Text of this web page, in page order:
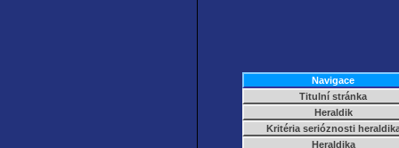
Navigace
Titulní stránka
Heraldik
Kritéria serióznosti
Heraldika